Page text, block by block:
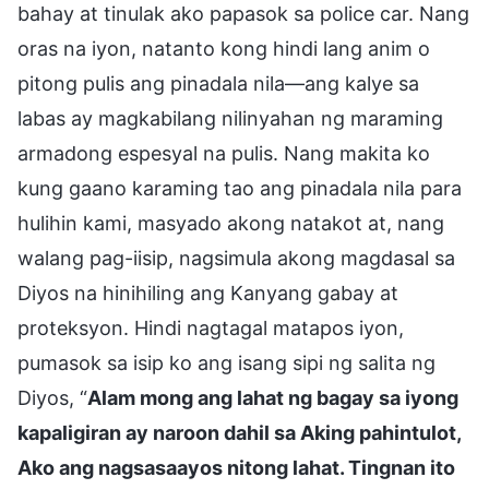
bahay at tinulak ako papasok sa police car. Nang
oras na iyon, natanto kong hindi lang anim o
pitong pulis ang pinadala nila—ang kalye sa
labas ay magkabilang nilinyahan ng maraming
armadong espesyal na pulis. Nang makita ko
kung gaano karaming tao ang pinadala nila para
hulihin kami, masyado akong natakot at, nang
walang pag-iisip, nagsimula akong magdasal sa
Diyos na hinihiling ang Kanyang gabay at
proteksyon. Hindi nagtagal matapos iyon,
pumasok sa isip ko ang isang sipi ng salita ng
Diyos, “Alam mong ang lahat ng bagay sa iyong
kapaligiran ay naroon dahil sa Aking pahintulot,
Ako ang nagsasaayos nitong lahat. Tingnan ito